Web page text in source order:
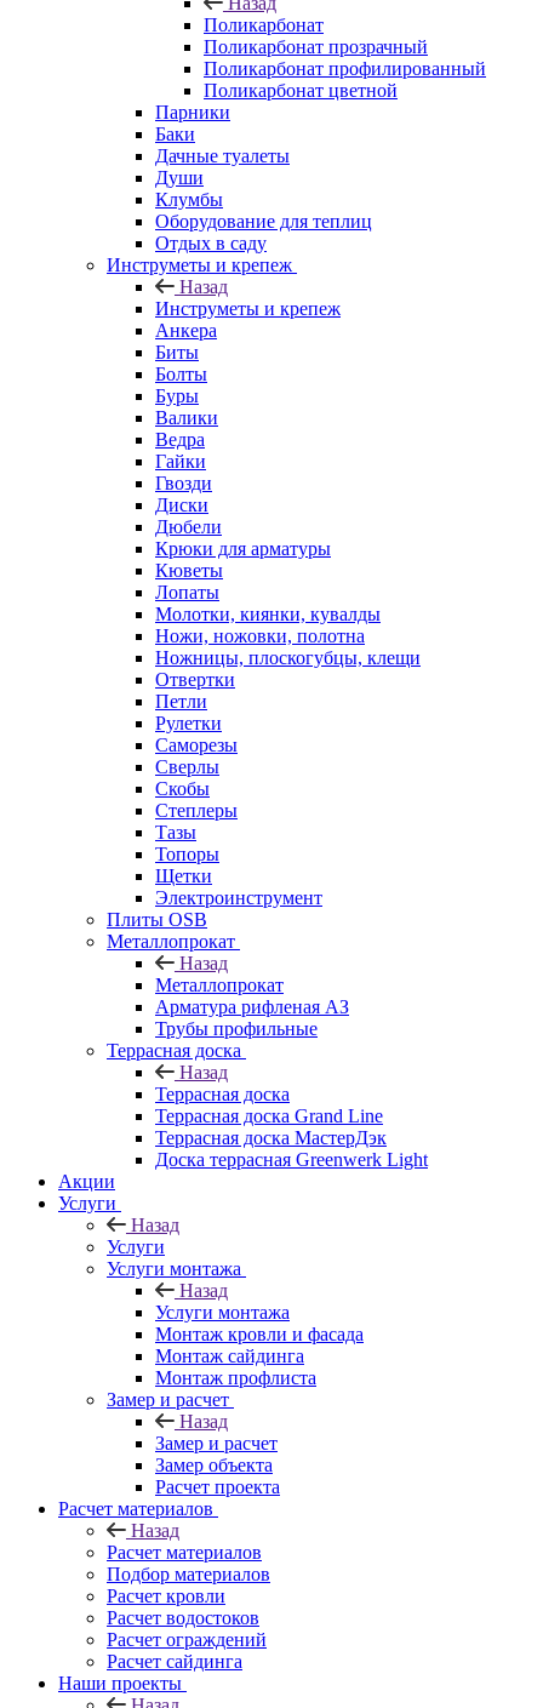
Поликарбонат
Поликарбонат прозрачный
Поликарбонат профилированный
Поликарбонат цветной
Парники
Баки
Дачные туалеты
Души
Клумбы
Оборудование для теплиц
Отдых в саду
Инструметы и крепеж
Назад
Инструметы и крепеж
Анкера
Биты
Болты
Буры
Валики
Ведра
Гайки
Гвозди
Диски
Дюбели
Крюки для арматуры
Кюветы
Лопаты
Молотки, киянки, кувалды
Ножи, ножовки, полотна
Ножницы, плоскогубцы, клещи
Отвертки
Петли
Рулетки
Саморезы
Сверлы
Скобы
Степлеры
Тазы
Топоры
Щетки
Электроинструмент
Плиты OSB
Металлопрокат
Назад
Металлопрокат
Арматура рифленая АЗ
Трубы профильные
Террасная доска
Назад
Террасная доска
Террасная доска Grand Line
Террасная доска МастерДэк
Доска террасная Greenwerk Light
Акции
Услуги
Назад
Услуги
Услуги монтажа
Назад
Услуги монтажа
Монтаж кровли и фасада
Монтаж сайдинга
Монтаж профлиста
Замер и расчет
Назад
Замер и расчет
Замер объекта
Расчет проекта
Расчет материалов
Назад
Расчет материалов
Подбор материалов
Расчет кровли
Расчет водостоков
Расчет ограждений
Расчет сайдинга
Наши проекты